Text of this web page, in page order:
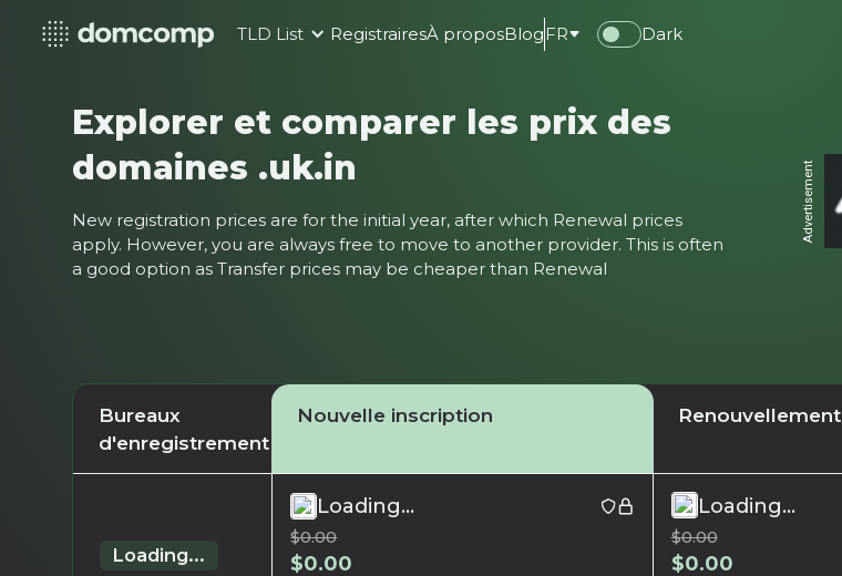
TLD List RegistrairesÀ proposBlog FR Dark
Explorer et comparer les prix des
domaines .uk.in
New registration prices are for the initial year, after which Renewal prices
apply. However, you are always free to move to another provider. This is often
a good option as Transfer prices may be cheaper than Renewal
Advertisement
Bureaux
d'enregistrement
Nouvelle inscription Renouvellement
Loading...
Loading...
$0.00
$0.00
Loading...
$0.00
$0.00